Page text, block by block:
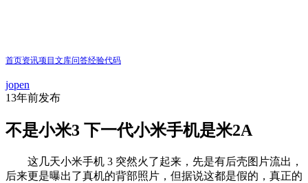
首页资讯项目文库问答经验代码
jopen
13年前发布
不是小米3 下一代小米手机是米2A
这几天小米手机 3 突然火了起来，先是有后壳图片流出，
后来更是曝出了真机的背部照片，但据说这都是假的，真正的